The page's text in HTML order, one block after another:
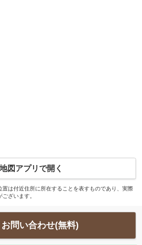
地図アプリで開く
は付近住所に所在することを表すものであり、実際
ざいます。
お問い合わせ(無料)